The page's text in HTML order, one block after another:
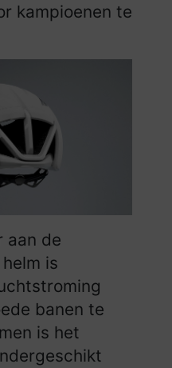
kampioenen te
aan de
is
banen te
is het